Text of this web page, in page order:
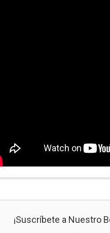
¡Suscríbete a Nuestro